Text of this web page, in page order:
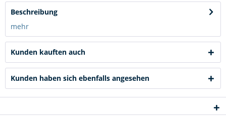
Beschreibung
mehr
Kunden kauften auch
Kunden haben sich ebenfalls angesehen